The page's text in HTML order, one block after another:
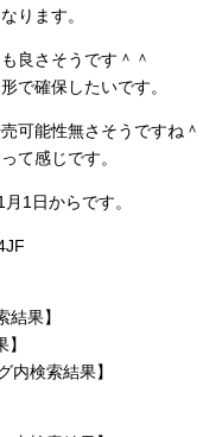
ります。
良さそうです＾＾
で確保したいです。
可能性無さそうですね＾
て感じです。
1日からです。
結果】
内検索結果】